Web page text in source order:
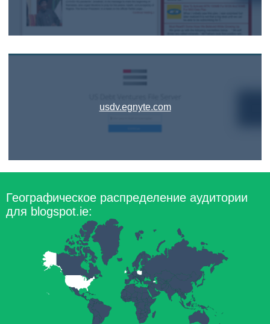
usdv.egnyte.com
Географическое распределение аудитории
для blogspot.ie: